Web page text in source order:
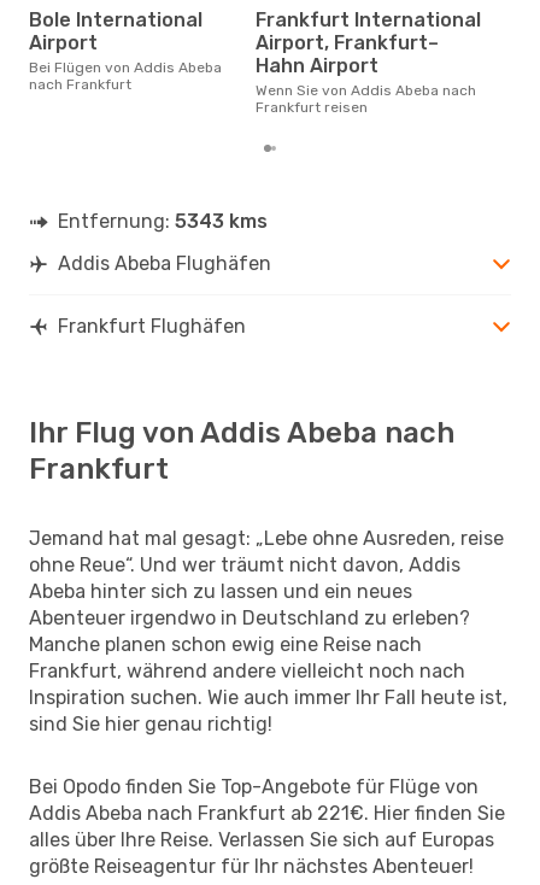
Bole International
Airport
Bei Flügen von Addis Abeba
nach Frankfurt
Frankfurt International
Airport, Frankfurt–
Hahn Airport
Wenn Sie von Addis Abeba nach
Frankfurt reisen
Entfernung: 5343 kms
Addis Abeba Flughäfen
Frankfurt Flughäfen
Ihr Flug von Addis Abeba nach
Frankfurt
Jemand hat mal gesagt: „Lebe ohne Ausreden, reise
ohne Reue“. Und wer träumt nicht davon, Addis
Abeba hinter sich zu lassen und ein neues
Abenteuer irgendwo in Deutschland zu erleben?
Manche planen schon ewig eine Reise nach
Frankfurt, während andere vielleicht noch nach
Inspiration suchen. Wie auch immer Ihr Fall heute ist,
sind Sie hier genau richtig!
Bei Opodo finden Sie Top-Angebote für Flüge von
Addis Abeba nach Frankfurt ab 221€. Hier finden Sie
alles über Ihre Reise. Verlassen Sie sich auf Europas
größte Reiseagentur für Ihr nächstes Abenteuer!